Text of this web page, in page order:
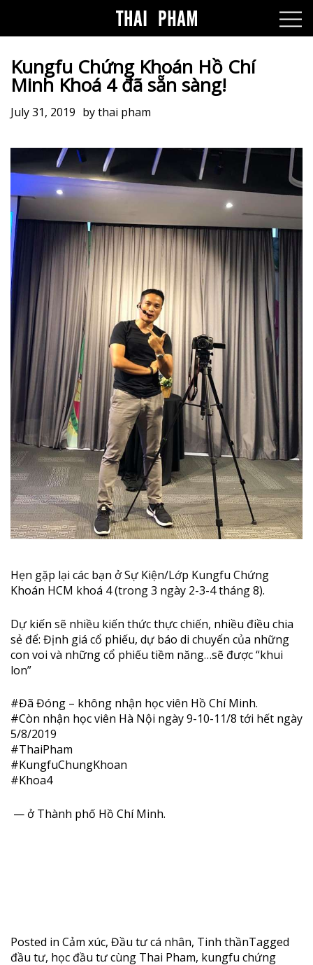
Kungfu Chứng Khoán Hồ Chí
Minh Khoá 4 đã sẵn sàng!
July 31, 2019 bythai pham
Hẹn gặp lại các bạn ở Sự Kiện/Lớp Kungfu Chứng
Khoán HCM khoá 4 (trong 3 ngày 2-3-4 tháng 8).
Dự kiến sẽ nhiều kiến thức thực chiến, nhiều điều chia
sẻ để: Định giá cổ phiếu, dự báo di chuyển của những
con voi và những cổ phiếu tiềm năng…sẽ được “khui
lon”
#Đã Đóng – không nhận học viên Hồ Chí Minh.
#Còn nhận học viên Hà Nội ngày 9-10-11/8 tới hết ngày
5/8/2019
#ThaiPham
#KungfuChungKhoan
#Khoa4
— ở Thành phố Hồ Chí Minh.
Posted in Cảm xúc, Đầu tư cá nhân, Tinh thầnTagged
đầu tư, học đầu tư cùng Thai Pham, kungfu chứng